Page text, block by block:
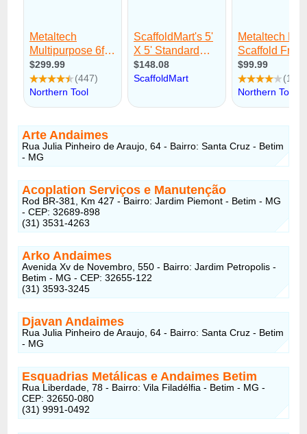
Arte Andaimes
Rua Julia Pinheiro de Araujo, 64 - Bairro: Santa Cruz - Betim
- MG
Acoplation Serviços e Manutenção
Rod BR-381, Km 427 - Bairro: Jardim Piemont - Betim - MG
- CEP: 32689-898
(31) 3531-4263
Arko Andaimes
Avenida Xv de Novembro, 550 - Bairro: Jardim Petropolis -
Betim - MG - CEP: 32655-122
(31) 3593-3245
Djavan Andaimes
Rua Julia Pinheiro de Araujo, 64 - Bairro: Santa Cruz - Betim
- MG
Esquadrias Metálicas e Andaimes Betim
Rua Liberdade, 78 - Bairro: Vila Filadélfia - Betim - MG -
CEP: 32650-080
(31) 9991-0492